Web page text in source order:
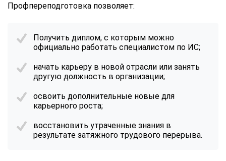
Профпереподготовка позволяет:
Получить диплом, с которым можно
официально работать специалистом по ИС;
начать карьеру в новой отрасли или занять
другую должность в организации;
освоить дополнительные новые для
карьерного роста;
восстановить утраченные знания в
результате затяжного трудового перерыва.